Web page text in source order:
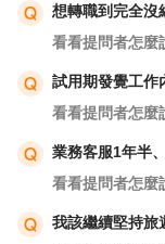
想轉職到完全沒
看看提問者怎麼
試用期發覺工作
看看提問者怎麼
業務客服1年半
看看提問者怎麼
我該繼續堅持旅